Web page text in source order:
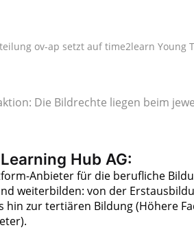
ov-ap setzt auf time2learn
Die Bildrechte liegen beim
Hub AG:
Anbieter für die berufliche
weiterbilden: von der
hin zur tertiären Bildung (Höhere